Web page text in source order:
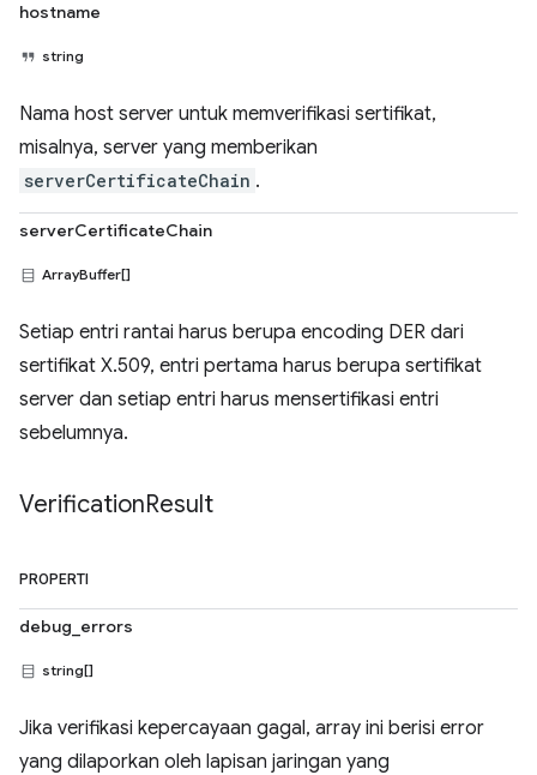
hostname
string
Nama host server untuk memverifikasi sertifikat,
misalnya, server yang memberikan
serverCertificateChain .
serverCertificateChain
ArrayBuffer[]
Setiap entri rantai harus berupa encoding DER dari
sertifikat X.509, entri pertama harus berupa sertifikat
server dan setiap entri harus mensertifikasi entri
sebelumnya.
VerificationResult
PROPERTI
debug_errors
string[]
Jika verifikasi kepercayaan gagal, array ini berisi error
yang dilaporkan oleh lapisan jaringan yang